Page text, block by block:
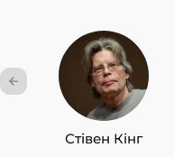
Ще одну сторінку
АВТОРИ
Стівен Кінг